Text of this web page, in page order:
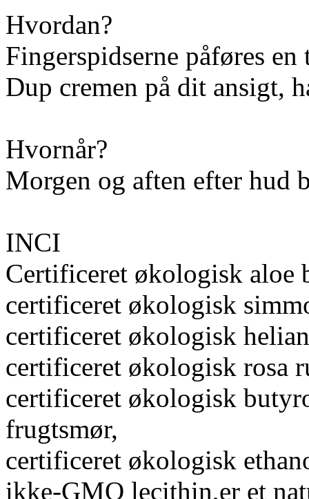
Hvordan?
Fingerspidserne påføres
Dup cremen på dit ansigt,
Hvornår?
Morgen og aften efter hud
INCI
Certificeret økologisk aloe
certificeret økologisk
certificeret økologisk
certificeret økologisk rosa
certificeret økologisk
frugtsmør,
certificeret økologisk
ikke-GMO lecithin,er et